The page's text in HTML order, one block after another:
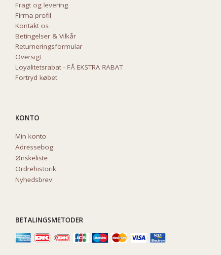
Fragt og levering
Firma profil
Kontakt os
Betingelser & Vilkår
Returneringsformular
Oversigt
Loyalitetsrabat - FÅ EKSTRA RABAT
Fortryd købet
KONTO
Min konto
Adressebog
Ønskeliste
Ordrehistorik
Nyhedsbrev
BETALINGSMETODER